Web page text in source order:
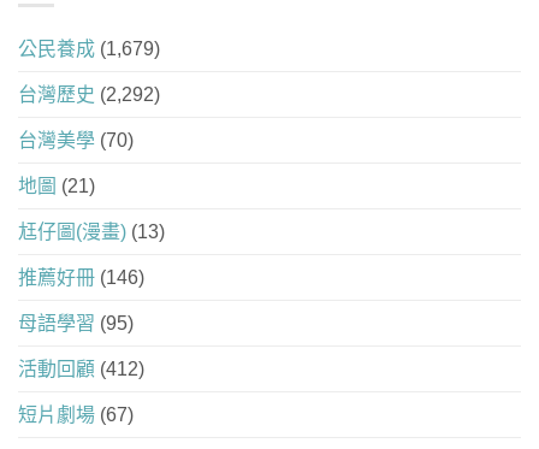
公民養成 (1,679)
台灣歷史 (2,292)
台灣美學 (70)
地圖 (21)
尪仔圖(漫畫) (13)
推薦好冊 (146)
母語學習 (95)
活動回顧 (412)
短片劇場 (67)